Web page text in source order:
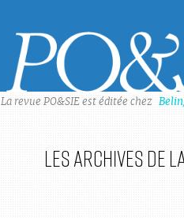
La revue PO&SIE est éditée chez
Les archives de